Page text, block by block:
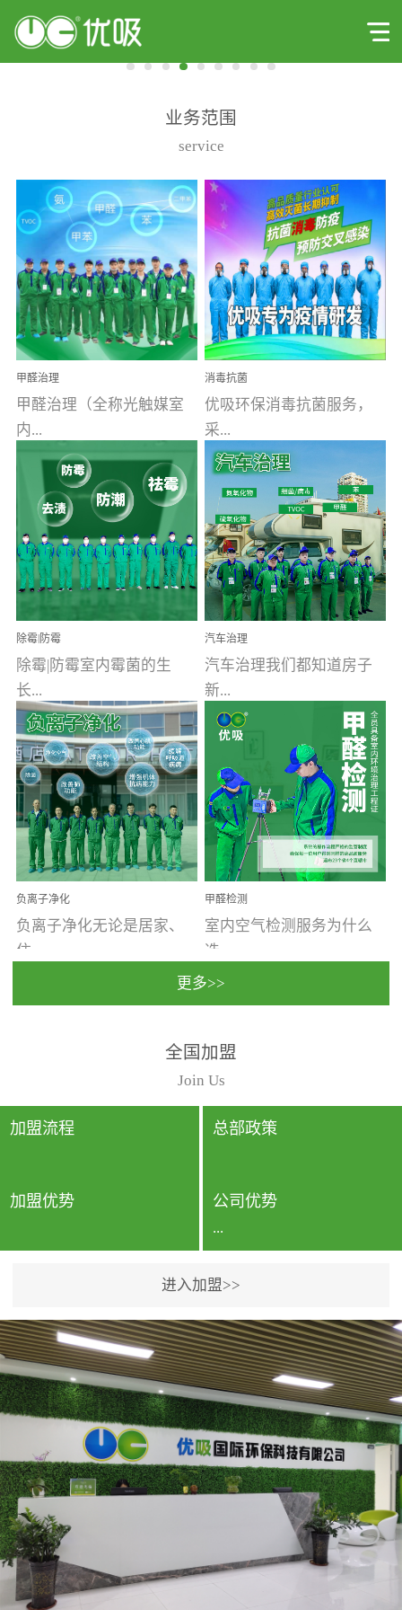
业务范围
service
甲醛治理
甲醛治理（全称光触媒室
内...
空气污染净化治理）工业
文明的进步，创造了多姿
多彩的家居产品和生活情
调，但也带来了以甲醛为
首的室内...
消毒抗菌
优吸环保消毒抗菌服务，
采...
用行业公认奥维牌消毒
液，具备杀死人体冠状病
毒的功效，杀菌率
99.99%。相对于传统消毒
液来说，无...
除霉|防霉
除霉|防霉室内霉菌的生
长...
受温度、湿度、基质养
分、通风四个条件影响，
温暖潮湿、营养物质多、
通风缓慢的空间最易滋生
大量霉菌的...
汽车治理
汽车治理我们都知道房子
新...
装修完会有甲醛，其实汽
车的甲醛超标问题更为严
重。汽车的空间范围小，
配件、皮具、装饰多，这
些都是汽...
负离子净化
负离子净化无论是居家、
住...
动，人类长时间停留的室
内空间都有整体消毒的需
要。因为空间内人流携带
的、空气...
甲醛检测
室内空气检测服务为什么
选...
行国家规定的标准检测方
法，空气采样量准确，检
测结果可靠，远胜于其他
检测...
更多>>
全国加盟
Join Us
加盟流程 总部政策
加盟优势 公司优势
...
专利保护优势、双甲资质
企业（“室内环境净化治理
甲级施工资质”“室内环境
污染治理资质等级证
书”）、拥有多名高级《环
境工程高级工程师》室内
空气治理资格认证的治理
人员、掌握室内空气净化
治理实用技术和五项专利
技术、八项计算机软件著
作权登记证书等。研发实
进入加盟>>